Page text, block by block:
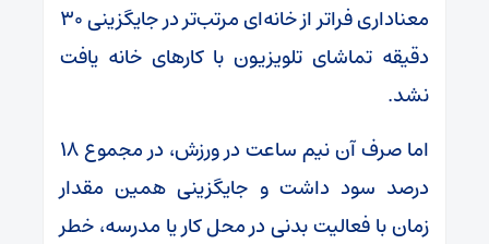
معناداری فراتر از خانه‌ای مرتب‌تر در جایگزینی ۳۰
دقیقه تماشای تلویزیون با کارهای خانه یافت
نشد.
اما صرف آن نیم ساعت در ورزش، در مجموع ۱۸
درصد سود داشت و جایگزینی همین مقدار
زمان با فعالیت بدنی در محل کار یا مدرسه، خطر